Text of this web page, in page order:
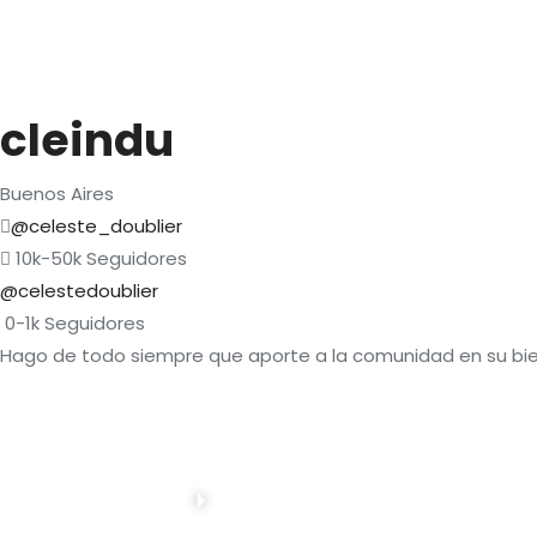
cleindu
Buenos Aires
@celeste_doublier
10k-50kSeguidores
@celestedoublier
0-1kSeguidores
Hago de todo siempre que aporte a la comunidad en su